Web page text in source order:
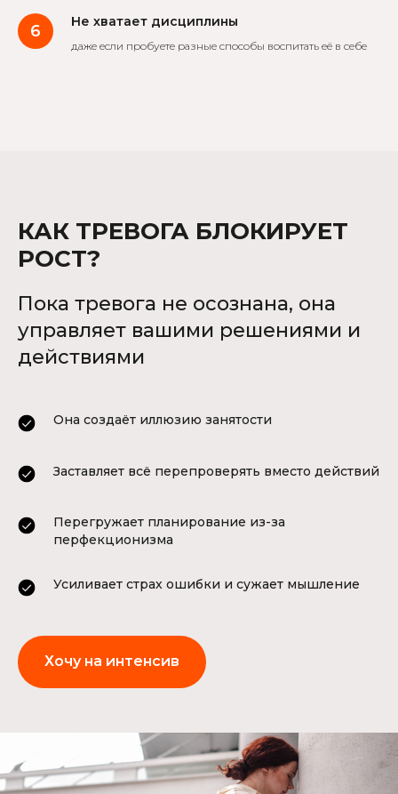
Не хватает дисциплины
даже если пробуете разные способы воспитать её в себе
КАК ТРЕВОГА БЛОКИРУЕТ
РОСТ?
Пока тревога не осознана, она
управляет вашими решениями и
действиями
Она создаёт иллюзию занятости
Заставляет всё перепроверять вместо действий
Перегружает планирование из-за
перфекционизма
Усиливает страх ошибки и сужает мышление
Хочу на интенсив